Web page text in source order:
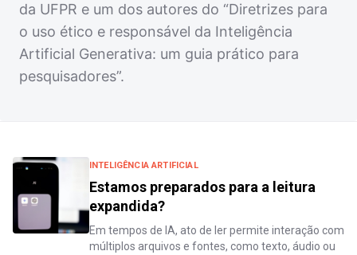
da UFPR e um dos autores do “Diretrizes para
o uso ético e responsável da Inteligência
Artificial Generativa: um guia prático para
pesquisadores”.
INTELIGÊNCIA ARTIFICIAL
Estamos preparados para a leitura
expandida?
Em tempos de IA, ato de ler permite interação com
múltiplos arquivos e fontes, como texto, áudio ou